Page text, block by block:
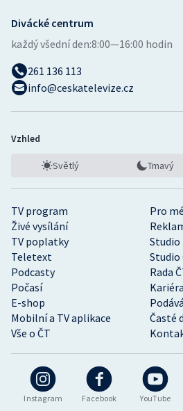
Instagram Facebook YouTube
TV program
Pro
Živé vysílání
TV poplatky
Studio
Teletext
Studio
Podcasty
Rada
Počasí
Kariéra
E-shop
Mobilní a TV aplikace
Časté
Vše o ČT
Divácké centrum
každý všední den:8:00—16:00 hodin
261 136 113
info@ceskatelevize.cz
Vzhled
Světlý Tmavý